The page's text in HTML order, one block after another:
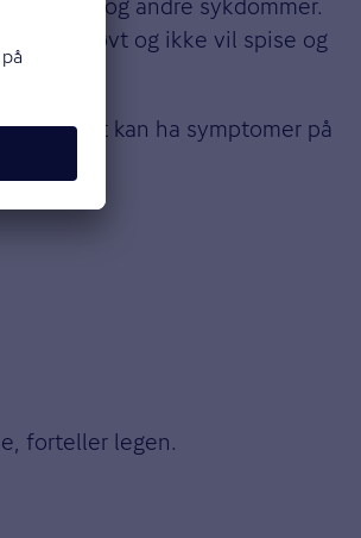
og andre sykdommer.
er sløvt og ikke vil spise og
ditt kan ha symptomer på
forteller legen.